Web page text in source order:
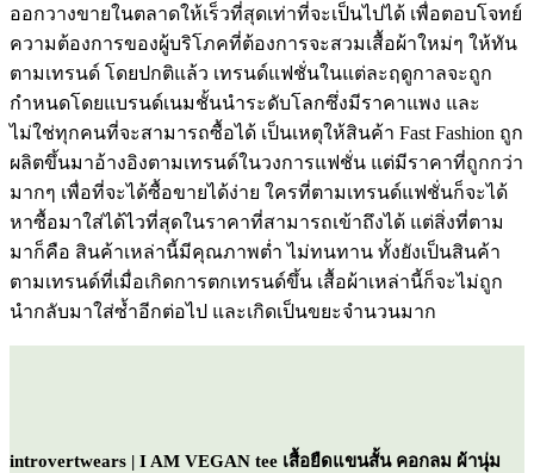
ออกวางขายในตลาดให้เร็วที่สุดเท่าที่จะเป็นไปได้ เพื่อตอบโจทย์
ความต้องการของผู้บริโภคที่ต้องการจะสวมเสื้อผ้าใหม่ๆ ให้ทัน
ตามเทรนด์ โดยปกติแล้ว เทรนด์แฟชั่นในแต่ละฤดูกาลจะถูก
กำหนดโดยแบรนด์เนมชั้นนำระดับโลกซึ่งมีราคาแพง และ
ไม่ใช่ทุกคนที่จะสามารถซื้อได้ เป็นเหตุให้สินค้า Fast Fashion ถูก
ผลิตขึ้นมาอ้างอิงตามเทรนด์ในวงการแฟชั่น แต่มีราคาที่ถูกกว่า
มากๆ เพื่อที่จะได้ซื้อขายได้ง่าย ใครที่ตามเทรนด์แฟชั่นก็จะได้
หาซื้อมาใส่ได้ไวที่สุดในราคาที่สามารถเข้าถึงได้ แต่สิ่งที่ตาม
มาก็คือ สินค้าเหล่านี้มีคุณภาพต่ำ ไม่ทนทาน ทั้งยังเป็นสินค้า
ตามเทรนด์ที่เมื่อเกิดการตกเทรนด์ขึ้น เสื้อผ้าเหล่านี้ก็จะไม่ถูก
นำกลับมาใส่ซ้ำอีกต่อไป และเกิดเป็นขยะจำนวนมาก
introvertwears | I AM VEGAN tee เสื้อยืดแขนสั้น คอกลม ผ้านุ่ม